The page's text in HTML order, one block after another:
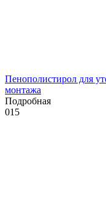
Пенополистирол для
монтажа
Подробная
015